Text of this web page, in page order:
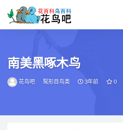
南美黑啄木鸟
花鸟吧 䴕形目鸟类 3年前 0